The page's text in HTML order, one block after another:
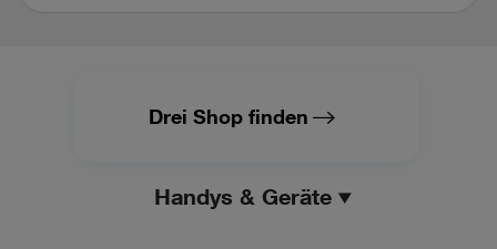
Drei Shop finden
Handys & Geräte